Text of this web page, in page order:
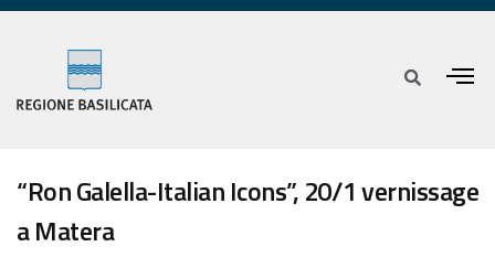
“Ron Galella-Italian Icons”, 20/1 vernissage
a Matera